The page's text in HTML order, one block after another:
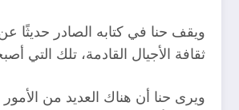
ويقف حنا في كتابه الصادر حديثًا
ثقافة الأجيال القادمة، تلك التي
ويرى حنا أن هناك العديد من